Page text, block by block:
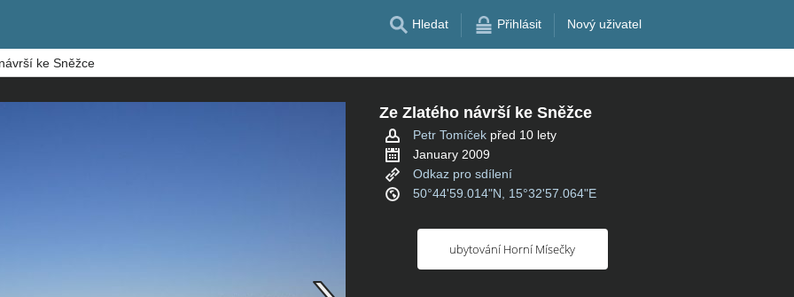
Hledat Přihlásit Nový uživatel
ke Sněžce
Ze Zlatého návrší ke Sněžce
Petr Tomíček před 10 lety
January 2009
Odkaz pro sdílení
50°44'59.014"N, 15°32'57.064"E
ubytování Horní Mísečky